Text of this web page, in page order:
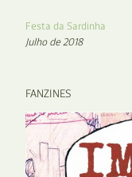
Festa da Sardinha
Julho de 2018
FANZINES